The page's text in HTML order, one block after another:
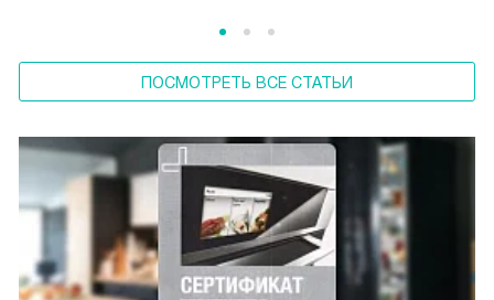
ПОСМОТРЕТЬ ВСЕ СТАТЬИ